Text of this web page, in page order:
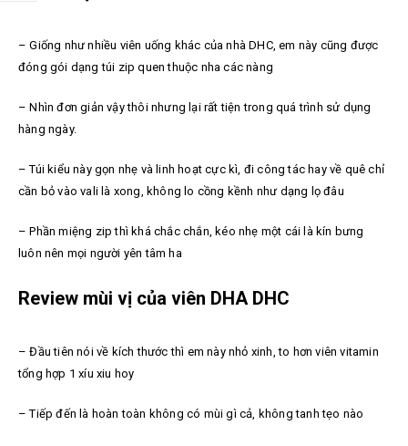
– Giống như nhiều viên uống khác của nhà DHC, em này cũng được
đóng gói dạng túi zip quen thuộc nha các nàng
– Nhìn đơn giản vậy thôi nhưng lại rất tiện trong quá trình sử dụng
hàng ngày.
– Túi kiểu này gọn nhẹ và linh hoạt cực kì, đi công tác hay về quê chỉ
cần bỏ vào vali là xong, không lo cồng kềnh như dạng lọ đâu
– Phần miệng zip thì khá chắc chắn, kéo nhẹ một cái là kín bưng
luôn nên mọi người yên tâm ha
Review mùi vị của viên DHA DHC
– Đầu tiên nói về kích thước thì em này nhỏ xinh, to hơn viên vitamin
tổng hợp 1 xíu xiu hoy
– Tiếp đến là hoàn toàn không có mùi gì cả, không tanh tẹo nào